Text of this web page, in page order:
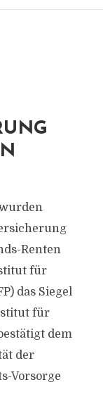
Renten
für
das Siegel
für
dem
der
Vorsorge